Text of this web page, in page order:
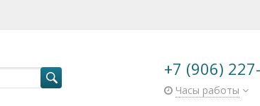
+7 (906)
Часы работы